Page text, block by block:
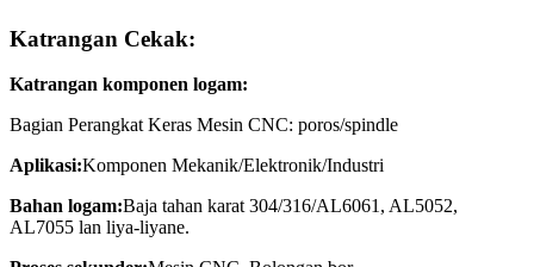
Katrangan Cekak:
Katrangan komponen logam:
Bagian Perangkat Keras Mesin CNC: poros/spindle
Aplikasi:Komponen Mekanik/Elektronik/Industri
Bahan logam:Baja tahan karat 304/316/AL6061, AL5052,
AL7055 lan liya-liyane.